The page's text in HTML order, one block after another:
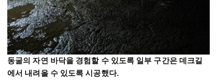
동굴의 자연 바닥을 경험할 수 있도록 일부 구간은 데크길
에서 내려올 수 있도록 시공했다.